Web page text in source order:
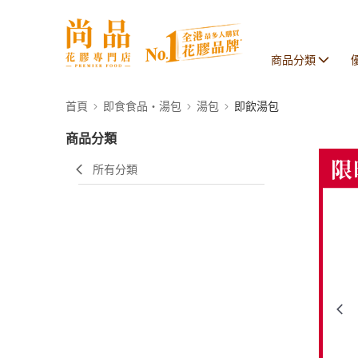
商品分類
首頁 即食食品・湯包 湯包 即飲湯包
商品分類
所有分類